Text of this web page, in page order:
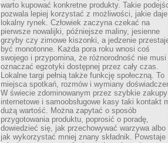
warto kupować konkretne produkty. Takie
pozwala lepiej korzystać z możliwości, jakie daje
lokalny rynek. Człowiek zaczyna czekać na
pierwsze nowalijki, późniejsze maliny, jesienne
grzyby czy zimowe kiszonki, a jedzenie
być monotonne. Każda pora roku wnosi coś
swojego i przypomina, że różnorodność nie musi
oznaczać egzotyki dostępnej przez cały czas.
Lokalne targi pełnią także funkcję społeczną. To
miejsca spotkań, rozmów i wymiany
W świecie zdominowanym przez szybkie zakupy
internetowe i samoobsługowe kasy taki kontakt
dużą wartość. Można zapytać o sposób
przygotowania produktu, poprosić o poradę,
dowiedzieć się, jak przechowywać warzywa albo
jak wykorzystać mniej znany składnik. Powstaje